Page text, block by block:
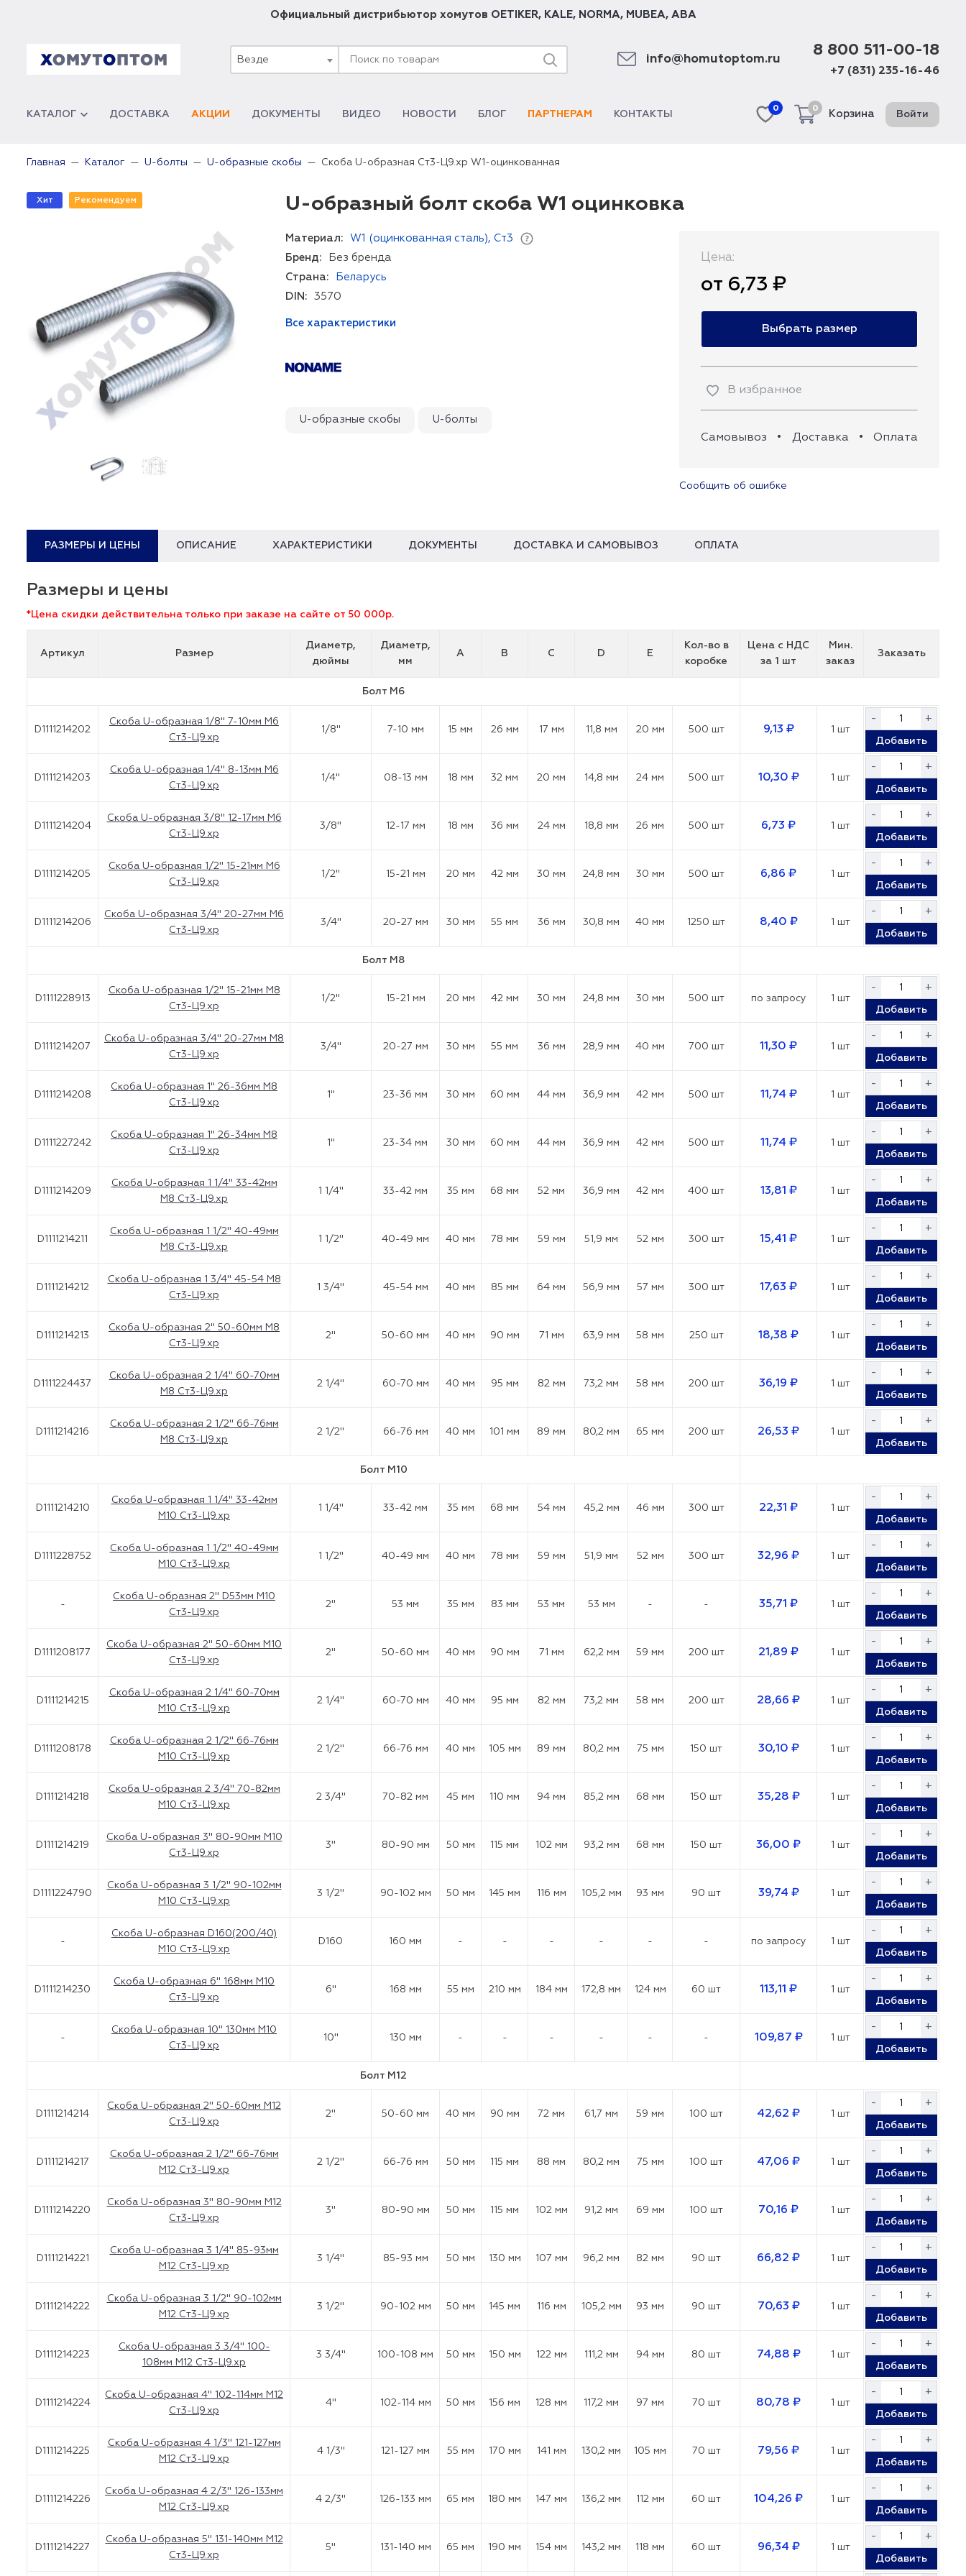
Официальный дистрибьютор хомутов OETIKER, KALE, NORMA, MUBEA, ABA
Везде info@homutoptom.ru
8 800 511-00-18
+7 (831) 235-16-46
КАТАЛОГ ДОСТАВКА АКЦИИ ДОКУМЕНТЫ ВИДЕО НОВОСТИ БЛОГ ПАРТНЕРАМ КОНТАКТЫ
0 0
Корзина Войти
Главная Каталог U-болты U-образные скобы Скоба U-образная Ст3-Ц9.хр W1-оцинкованная
Хит Рекомендуем U-образный болт скоба W1 оцинковка
Материал:
W1 (оцинкованная сталь), Ст3
Бренд:
Без бренда
Страна:
Беларусь
DIN:
3570
Все характеристики
U-образные скобы U-болты
Цена:
от 6,73 ₽
Выбрать размер
В избранное
Самовывоз • Доставка • Оплата
Сообщить об ошибке
РАЗМЕРЫ И ЦЕНЫ ОПИСАНИЕ ХАРАКТЕРИСТИКИ ДОКУМЕНТЫ ДОСТАВКА И САМОВЫВОЗ ОПЛАТА
Размеры и цены
*Цена скидки действительна только при заказе на сайте от 50 000р.
Артикул Размер
Диаметр,
дюймы
Диаметр,
мм
А B C D E
Кол-во в
коробке
Цена с НДС
за 1 шт
Мин.
заказ
Заказать
Болт М6
D1111214202
Скоба U-образная 1/8" 7-10мм М6
Ст3-Ц9.хр
1/8" 7-10 мм 15 мм 26 мм 17 мм 11,8 мм 20 мм 500 шт 9,13 ₽ 1 шт
- +
Добавить
D1111214203
Скоба U-образная 1/4" 8-13мм М6
Ст3-Ц9.хр
1/4" 08-13 мм 18 мм 32 мм 20 мм 14,8 мм 24 мм 500 шт 10,30 ₽ 1 шт
- +
Добавить
D1111214204
Скоба U-образная 3/8" 12-17мм М6
Ст3-Ц9.хр
3/8" 12-17 мм 18 мм 36 мм 24 мм 18,8 мм 26 мм 500 шт 6,73 ₽ 1 шт
- +
Добавить
D1111214205
Скоба U-образная 1/2" 15-21мм М6
Ст3-Ц9.хр
1/2" 15-21 мм 20 мм 42 мм 30 мм 24,8 мм 30 мм 500 шт 6,86 ₽ 1 шт
- +
Добавить
D1111214206
Скоба U-образная 3/4" 20-27мм М6
Ст3-Ц9.хр
3/4" 20-27 мм 30 мм 55 мм 36 мм 30,8 мм 40 мм 1250 шт 8,40 ₽ 1 шт
- +
Добавить
Болт М8
D1111228913
Скоба U-образная 1/2" 15-21мм М8
Ст3-Ц9.хр
1/2" 15-21 мм 20 мм 42 мм 30 мм 24,8 мм 30 мм 500 шт по запросу 1 шт
- +
Добавить
D1111214207
Скоба U-образная 3/4" 20-27мм М8
Ст3-Ц9.хр
3/4" 20-27 мм 30 мм 55 мм 36 мм 28,9 мм 40 мм 700 шт 11,30 ₽ 1 шт
- +
Добавить
D1111214208
Скоба U-образная 1" 26-36мм М8
Ст3-Ц9.хр
1" 23-36 мм 30 мм 60 мм 44 мм 36,9 мм 42 мм 500 шт 11,74 ₽ 1 шт
- +
Добавить
D1111227242
Скоба U-образная 1" 26-34мм М8
Ст3-Ц9.хр
1" 23-34 мм 30 мм 60 мм 44 мм 36,9 мм 42 мм 500 шт 11,74 ₽ 1 шт
- +
Добавить
D1111214209
Скоба U-образная 1 1/4" 33-42мм
М8 Ст3-Ц9.хр
1 1/4" 33-42 мм 35 мм 68 мм 52 мм 36,9 мм 42 мм 400 шт 13,81 ₽ 1 шт
- +
Добавить
D1111214211
Скоба U-образная 1 1/2'' 40-49мм
M8 Ст3-Ц9.хр
1 1/2" 40-49 мм 40 мм 78 мм 59 мм 51,9 мм 52 мм 300 шт 15,41 ₽ 1 шт
- +
Добавить
D1111214212
Скоба U-образная 1 3/4" 45-54 M8
Ст3-Ц9.хр
1 3/4" 45-54 мм 40 мм 85 мм 64 мм 56,9 мм 57 мм 300 шт 17,63 ₽ 1 шт
- +
Добавить
D1111214213
Скоба U-образная 2'' 50-60мм M8
Ст3-Ц9.хр
2" 50-60 мм 40 мм 90 мм 71 мм 63,9 мм 58 мм 250 шт 18,38 ₽ 1 шт
- +
Добавить
D1111224437
Скоба U-образная 2 1/4" 60-70мм
M8 Ст3-Ц9.хр
2 1/4" 60-70 мм 40 мм 95 мм 82 мм 73,2 мм 58 мм 200 шт 36,19 ₽ 1 шт
- +
Добавить
D1111214216
Скоба U-образная 2 1/2" 66-76мм
М8 Ст3-Ц9.хр
2 1/2" 66-76 мм 40 мм 101 мм 89 мм 80,2 мм 65 мм 200 шт 26,53 ₽ 1 шт
- +
Добавить
Болт М10
D1111214210
Скоба U-образная 1 1/4" 33-42мм
М10 Ст3-Ц9.хр
1 1/4" 33-42 мм 35 мм 68 мм 54 мм 45,2 мм 46 мм 300 шт 22,31 ₽ 1 шт
- +
Добавить
D1111228752
Скоба U-образная 1 1/2" 40-49мм
M10 Ст3-Ц9.хр
1 1/2" 40-49 мм 40 мм 78 мм 59 мм 51,9 мм 52 мм 300 шт 32,96 ₽ 1 шт
- +
Добавить
-
Скоба U-образная 2'' D53мм M10
Ст3-Ц9.хр
2" 53 мм 35 мм 83 мм 53 мм 53 мм - - 35,71 ₽ 1 шт
- +
Добавить
D1111208177
Скоба U-образная 2'' 50-60мм M10
Ст3-Ц9.хр
2" 50-60 мм 40 мм 90 мм 71 мм 62,2 мм 59 мм 200 шт 21,89 ₽ 1 шт
- +
Добавить
D1111214215
Скоба U-образная 2 1/4" 60-70мм
M10 Ст3-Ц9.хр
2 1/4" 60-70 мм 40 мм 95 мм 82 мм 73,2 мм 58 мм 200 шт 28,66 ₽ 1 шт
- +
Добавить
D1111208178
Скоба U-образная 2 1/2'' 66-76мм
M10 Ст3-Ц9.хр
2 1/2" 66-76 мм 40 мм 105 мм 89 мм 80,2 мм 75 мм 150 шт 30,10 ₽ 1 шт
- +
Добавить
D1111214218
Скоба U-образная 2 3/4" 70-82мм
M10 Ст3-Ц9.хр
2 3/4" 70-82 мм 45 мм 110 мм 94 мм 85,2 мм 68 мм 150 шт 35,28 ₽ 1 шт
- +
Добавить
D1111214219
Скоба U-образная 3'' 80-90мм M10
Ст3-Ц9.хр
3" 80-90 мм 50 мм 115 мм 102 мм 93,2 мм 68 мм 150 шт 36,00 ₽ 1 шт
- +
Добавить
D1111224790
Скоба U-образная 3 1/2'' 90-102мм
M10 Ст3-Ц9.хр
3 1/2'' 90-102 мм 50 мм 145 мм 116 мм 105,2 мм 93 мм 90 шт 39,74 ₽ 1 шт
- +
Добавить
-
Скоба U-образная D160(200/40)
M10 Ст3-Ц9.хр
D160 160 мм - - - - - - по запросу 1 шт
- +
Добавить
D1111214230
Скоба U-образная 6" 168мм М10
Ст3-Ц9.хр
6" 168 мм 55 мм 210 мм 184 мм 172,8 мм 124 мм 60 шт 113,11 ₽ 1 шт
- +
Добавить
-
Скоба U-образная 10" 130мм M10
Ст3-Ц9.хр
10" 130 мм - - - - - - 109,87 ₽ 1 шт
- +
Добавить
Болт М12
D1111214214
Скоба U-образная 2" 50-60мм М12
Ст3-Ц9.хр
2" 50-60 мм 40 мм 90 мм 72 мм 61,7 мм 59 мм 100 шт 42,62 ₽ 1 шт
- +
Добавить
D1111214217
Скоба U-образная 2 1/2" 66-76мм
М12 Ст3-Ц9.хр
2 1/2" 66-76 мм 50 мм 115 мм 88 мм 80,2 мм 75 мм 100 шт 47,06 ₽ 1 шт
- +
Добавить
D1111214220
Скоба U-образная 3'' 80-90мм M12
Ст3-Ц9.хр
3" 80-90 мм 50 мм 115 мм 102 мм 91,2 мм 69 мм 100 шт 70,16 ₽ 1 шт
- +
Добавить
D1111214221
Скоба U-образная 3 1/4" 85-93мм
M12 Ст3-Ц9.хр
3 1/4" 85-93 мм 50 мм 130 мм 107 мм 96,2 мм 82 мм 90 шт 66,82 ₽ 1 шт
- +
Добавить
D1111214222
Скоба U-образная 3 1/2'' 90-102мм
M12 Ст3-Ц9.хр
3 1/2'' 90-102 мм 50 мм 145 мм 116 мм 105,2 мм 93 мм 90 шт 70,63 ₽ 1 шт
- +
Добавить
D1111214223
Скоба U-образная 3 3/4" 100-
108мм M12 Ст3-Ц9.хр
3 3/4" 100-108 мм 50 мм 150 мм 122 мм 111,2 мм 94 мм 80 шт 74,88 ₽ 1 шт
- +
Добавить
D1111214224
Скоба U-образная 4'' 102-114мм M12
Ст3-Ц9.хр
4" 102-114 мм 50 мм 156 мм 128 мм 117,2 мм 97 мм 70 шт 80,78 ₽ 1 шт
- +
Добавить
D1111214225
Скоба U-образная 4 1/3'' 121-127мм
M12 Ст3-Ц9.хр
4 1/3'' 121-127 мм 55 мм 170 мм 141 мм 130,2 мм 105 мм 70 шт 79,56 ₽ 1 шт
- +
Добавить
D1111214226
Скоба U-образная 4 2/3" 126-133мм
M12 Ст3-Ц9.хр
4 2/3" 126-133 мм 65 мм 180 мм 147 мм 136,2 мм 112 мм 60 шт 104,26 ₽ 1 шт
- +
Добавить
D1111214227
Скоба U-образная 5'' 131-140мм M12
Ст3-Ц9.хр
5" 131-140 мм 65 мм 190 мм 154 мм 143,2 мм 118 мм 60 шт 96,34 ₽ 1 шт
- +
Добавить